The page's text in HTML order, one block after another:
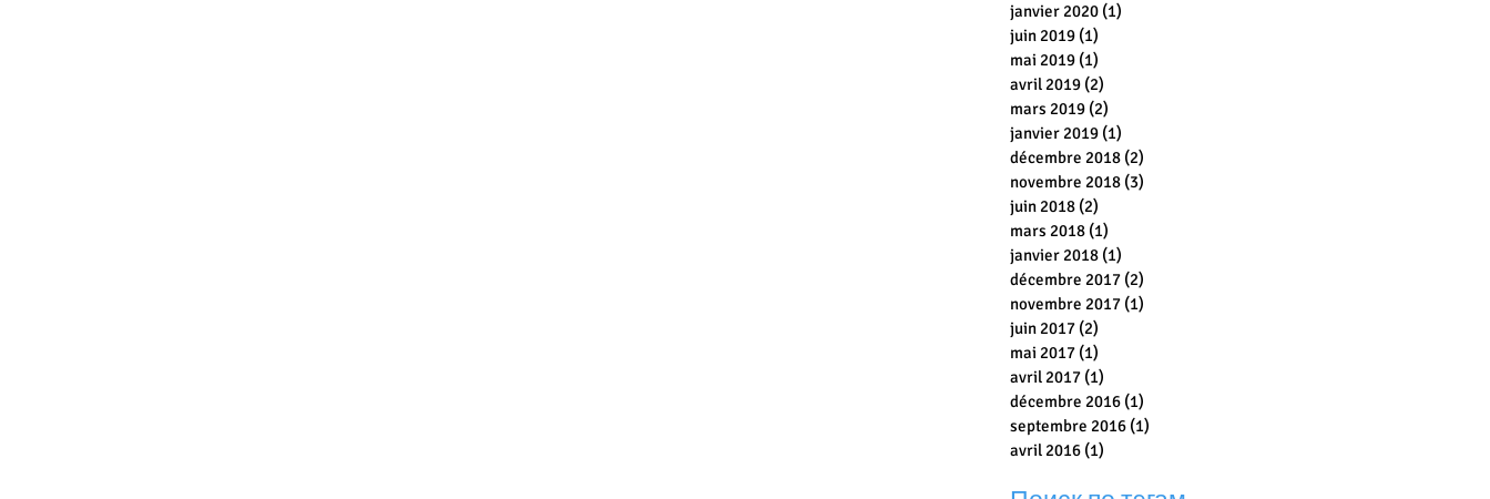
janvier 2020 (1)
juin 2019 (1)
mai 2019 (1)
avril 2019 (2)
mars 2019 (2)
janvier 2019 (1)
décembre 2018 (2)
novembre 2018 (3)
juin 2018 (2)
mars 2018 (1)
janvier 2018 (1)
décembre 2017 (2)
novembre 2017 (1)
juin 2017 (2)
mai 2017 (1)
avril 2017 (1)
décembre 2016 (1)
septembre 2016 (1)
avril 2016 (1)